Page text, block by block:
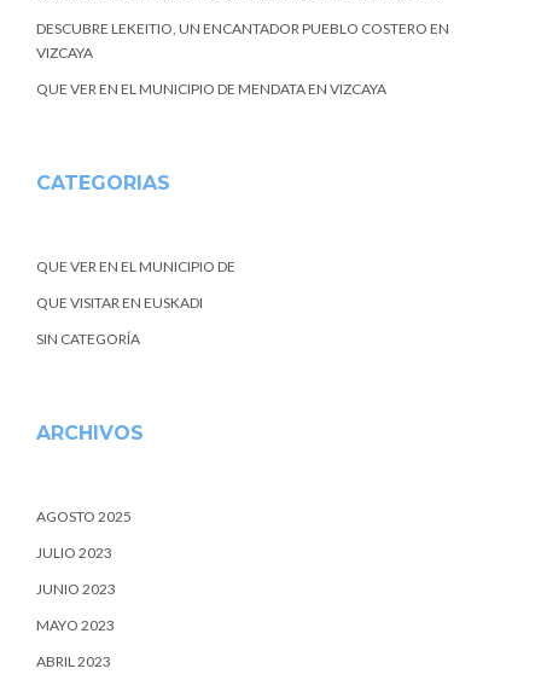
DESCUBRE LEKEITIO, UN ENCANTADOR PUEBLO COSTERO EN
VIZCAYA
QUE VER EN EL MUNICIPIO DE MENDATA EN VIZCAYA
CATEGORIAS
QUE VER EN EL MUNICIPIO DE
QUE VISITAR EN EUSKADI
SIN CATEGORÍA
ARCHIVOS
AGOSTO 2025
JULIO 2023
JUNIO 2023
MAYO 2023
ABRIL 2023